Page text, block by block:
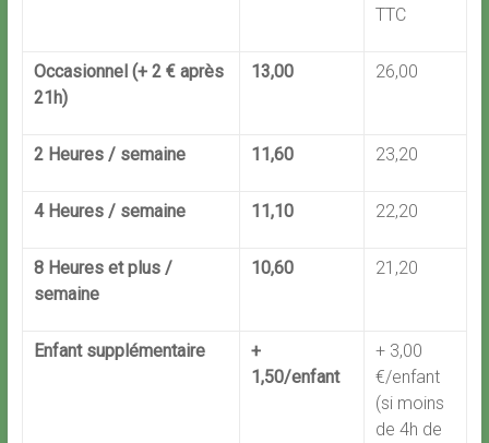
TTC
Occasionnel (+ 2 € après
21h)
13,00 26,00
2 Heures / semaine 11,60 23,20
4 Heures / semaine 11,10 22,20
8 Heures et plus /
semaine
10,60 21,20
Enfant supplémentaire
+
1,50/enfant
+ 3,00
€/enfant
(si moins
de 4h de